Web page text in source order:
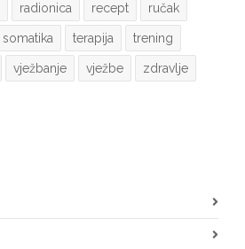
radionica recept ručak
somatika terapija trening
vježbanje vježbe zdravlje